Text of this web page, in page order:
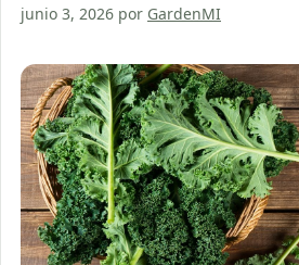
junio 3, 2026 por GardenMI